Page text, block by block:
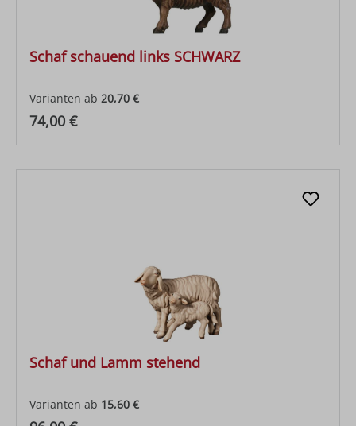
Schaf schauend links SCHWARZ
Varianten ab 20,70 €
Regulärer Preis:
74,00 €
Schaf und Lamm stehend
Varianten ab 15,60 €